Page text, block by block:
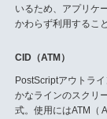
いるため、アプリケ
かわらず利用するこ
CID（ATM）
PostScriptアウトラ
かなラインのスクリ
式。使用にはATM（